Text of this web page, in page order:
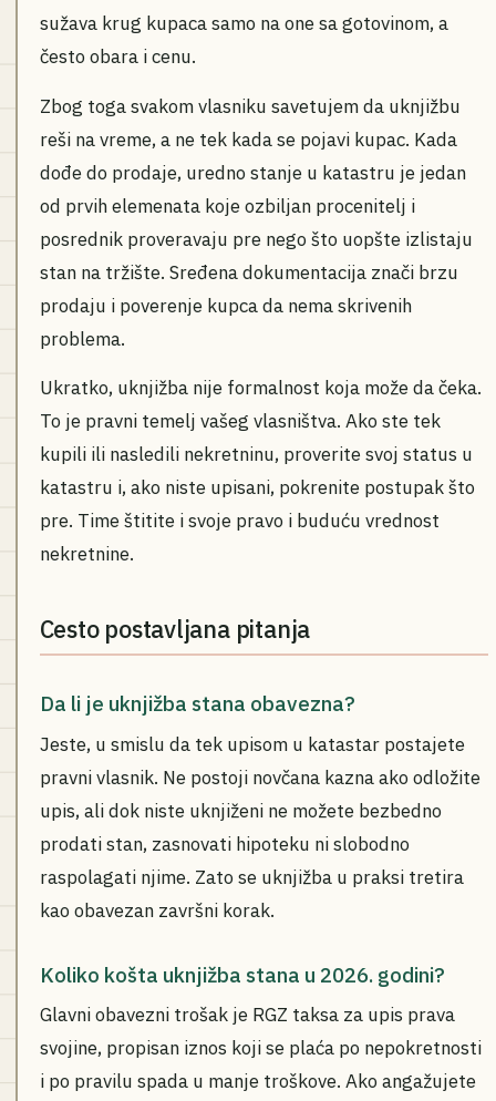
sužava krug kupaca samo na one sa gotovinom, a
često obara i cenu.
Zbog toga svakom vlasniku savetujem da uknjižbu
reši na vreme, a ne tek kada se pojavi kupac. Kada
dođe do prodaje, uredno stanje u katastru je jedan
od prvih elemenata koje ozbiljan procenitelj i
posrednik proveravaju pre nego što uopšte izlistaju
stan na tržište. Sređena dokumentacija znači brzu
prodaju i poverenje kupca da nema skrivenih
problema.
Ukratko, uknjižba nije formalnost koja može da čeka.
To je pravni temelj vašeg vlasništva. Ako ste tek
kupili ili nasledili nekretninu, proverite svoj status u
katastru i, ako niste upisani, pokrenite postupak što
pre. Time štitite i svoje pravo i buduću vrednost
nekretnine.
Cesto postavljana pitanja
Da li je uknjižba stana obavezna?
Jeste, u smislu da tek upisom u katastar postajete
pravni vlasnik. Ne postoji novčana kazna ako odložite
upis, ali dok niste uknjiženi ne možete bezbedno
prodati stan, zasnovati hipoteku ni slobodno
raspolagati njime. Zato se uknjižba u praksi tretira
kao obavezan završni korak.
Koliko košta uknjižba stana u 2026. godini?
Glavni obavezni trošak je RGZ taksa za upis prava
svojine, propisan iznos koji se plaća po nepokretnosti
i po pravilu spada u manje troškove. Ako angažujete